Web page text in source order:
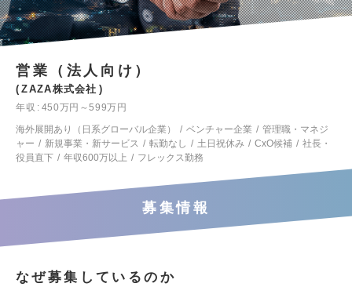
営業（法人向け）
ZAZA株式会社
年収
450万円～599万円
海外展開あり（日系グローバル企業）
ベンチャー企業
管理職・マネジ
ャー
新規事業・新サービス 転勤なし 土日祝休み CxO候補
社長・
役員直下
年収600万以上 フレックス勤務
募集情報
なぜ募集しているのか